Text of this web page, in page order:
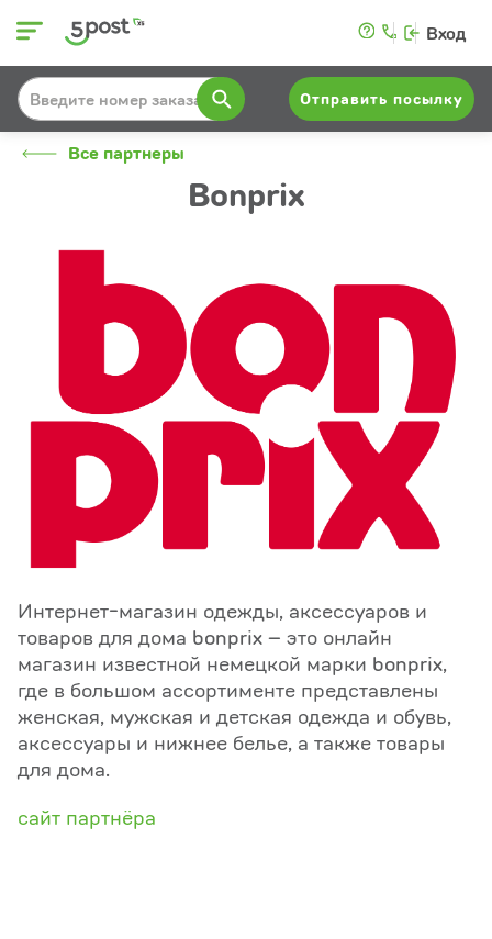
Вход
Отправить посылку
Все партнеры
Bonprix
Интернет-магазин одежды, аксессуаров и
товаров для дома bonprix – это онлайн
магазин известной немецкой марки bonprix,
где в большом ассортименте представлены
женская, мужская и детская одежда и обувь,
аксессуары и нижнее белье, а также товары
для дома.
сайт партнёра